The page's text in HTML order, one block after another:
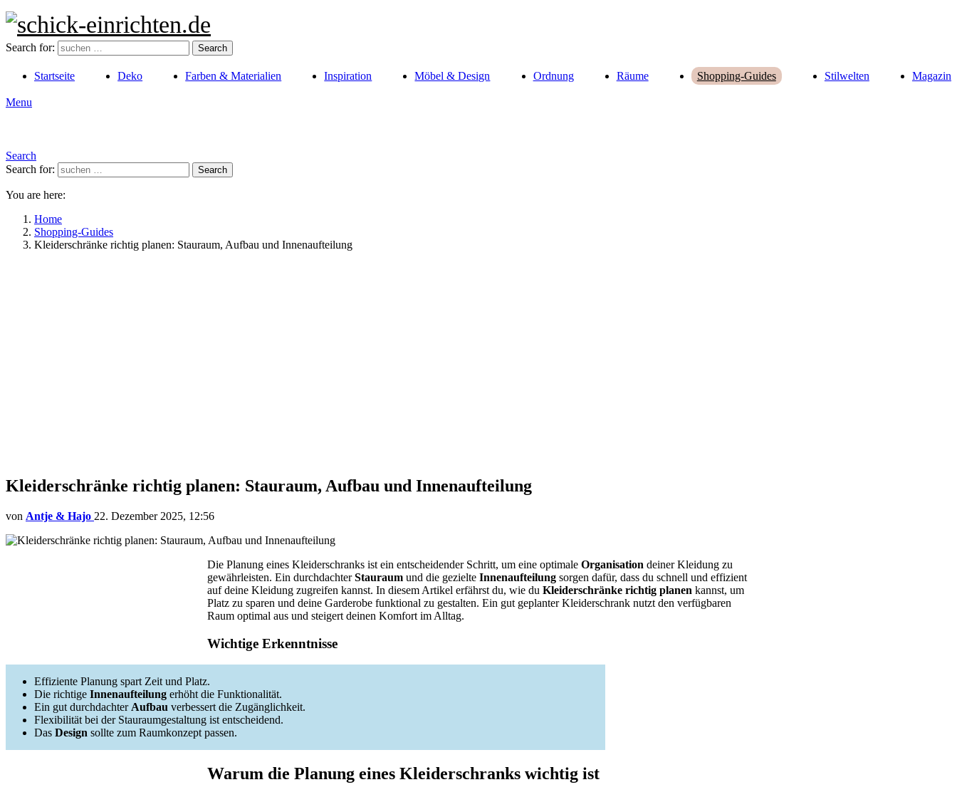
Search for: Search
Startseite Deko Farben & Materialien Inspiration Möbel & Design Ordnung Räume Shopping-Guides Stilwelten Magazin
Menu
Search
Search for:
Search
You are here:
Home
Shopping-Guides
Kleiderschränke richtig planen: Stauraum, Aufbau und Innenaufteilung
Kleiderschränke richtig planen: Stauraum, Aufbau und Innenaufteilung
von Antje & Hajo 22. Dezember 2025, 12:56
Die Planung eines Kleiderschranks ist ein entscheidender Schritt, um eine optimale Organisation deiner Kleidung zu
gewährleisten. Ein durchdachterStauraum und die gezielte Innenaufteilung sorgen dafür, dass du schnell und effizient
auf deine Kleidung zugreifen kannst. In diesem Artikel erfährst du, wie du Kleiderschränke richtig planen kannst, um
Platz zu sparen und deine Garderobe funktional zu gestalten. Ein gut geplanter Kleiderschrank nutzt den verfügbaren
Raum optimal aus und steigert deinen Komfort im Alltag.
Wichtige Erkenntnisse
Effiziente Planung spart Zeit und Platz.
Die richtige Innenaufteilung erhöht die Funktionalität.
Ein gut durchdachter Aufbau verbessert die Zugänglichkeit.
Flexibilität bei der Stauraumgestaltung ist entscheidend.
Das Design sollte zum Raumkonzept passen.
Warum die Planung eines Kleiderschranks wichtig ist